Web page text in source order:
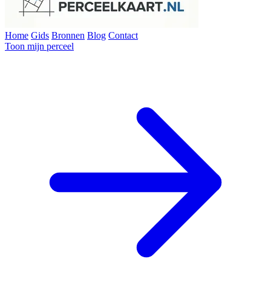
Home Gids Bronnen Blog Contact
Toon mijn perceel